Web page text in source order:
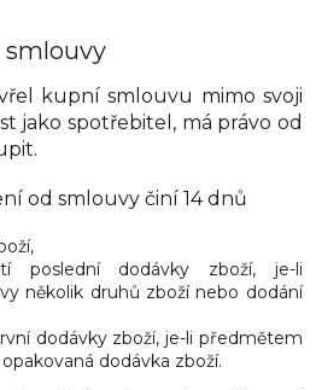
smlouvy
kupní smlouvu mimo svoji
jako spotřebitel, má právo od
od smlouvy činí 14 dnů
poslední dodávky zboží, je-li
několik druhů zboží nebo dodání
dodávky zboží, je-li předmětem
dodávka zboží.